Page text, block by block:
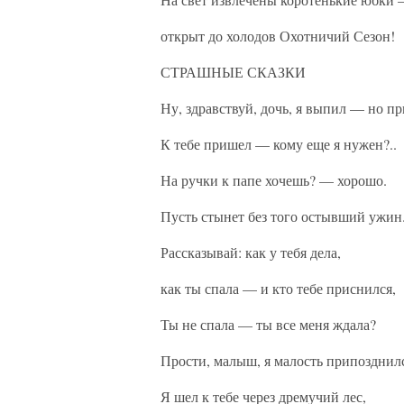
открыт до холодов Охотничий Сезон!
СТРАШНЫЕ СКАЗКИ
Ну, здравствуй, дочь, я выпил — но
К тебе пришел — кому еще я нужен?..
На ручки к папе хочешь? — хорошо.
Пусть стынет без того остывший ужин.
Рассказывай: как у тебя дела,
как ты спала — и кто тебе приснился,
Ты не спала — ты все меня ждала?
Прости, малыш, я малость
Я шел к тебе через дремучий лес,